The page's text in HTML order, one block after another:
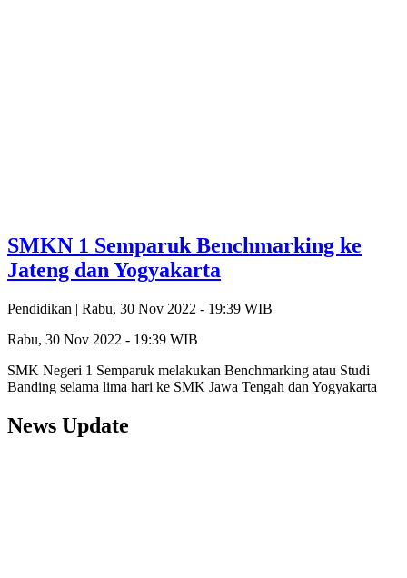
SMKN 1 Semparuk Benchmarking ke
Jateng dan Yogyakarta
Pendidikan | Rabu, 30 Nov 2022 - 19:39 WIB
Rabu, 30 Nov 2022 - 19:39 WIB
SMK Negeri 1 Semparuk melakukan Benchmarking atau Studi
Banding selama lima hari ke SMK Jawa Tengah dan Yogyakarta
News Update